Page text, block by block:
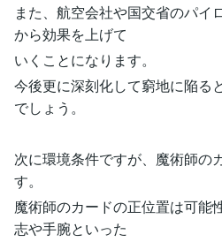
また、航空会社や国交省のパイ
から効果を上げて
いくことになります。
今後更に深刻化して窮地に陥る
でしょう。
次に環境条件ですが、魔術師の
す。
魔術師のカードの正位置は可能
志や手腕といった